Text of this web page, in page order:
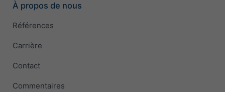
À propos de nous
Références
Carrière
Contact
Commentaires